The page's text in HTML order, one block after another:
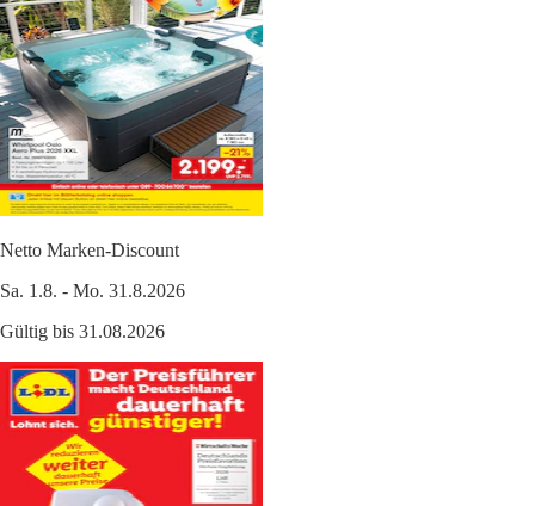
Netto Marken-Discount
Sa. 1.8. - Mo. 31.8.2026
Gültig bis 31.08.2026